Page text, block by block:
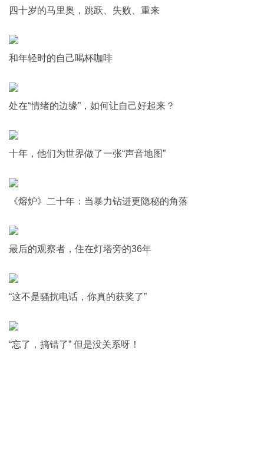
四十岁的马里奥，跳跃、失败、重来
和年轻时的自己喝杯咖啡
处在“情绪的边缘”，如何让自己好起来？
十年，他们为世界做了一张“声音地图”
《熔炉》二十年：当暴力钻进更隐秘的角落
最后的观察者，住在灯塔旁的36年
“这不是骚扰电话，你真的获奖了”
“忘了，搞错了” 但是没关系呀！